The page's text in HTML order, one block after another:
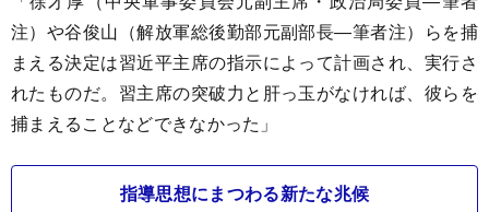
注）や谷俊山（解放軍総後勤部元副部長―筆者注）らを捕
まえる決定は習近平主席の指示によって計画され、実行さ
れたものだ。習主席の突破力と肝っ玉がなければ、彼らを
捕まえることなどできなかった」
指導思想にまつわる新たな兆候